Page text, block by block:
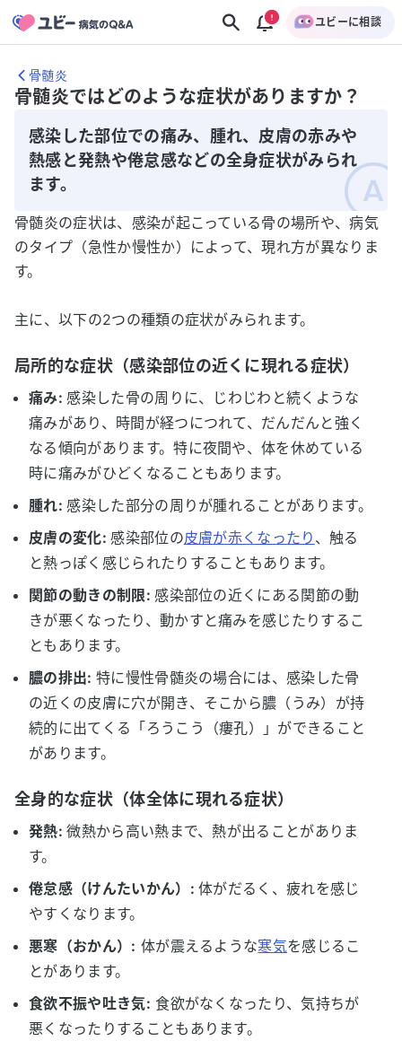
ユビーに相談
骨髄炎
骨髄炎ではどのような症状がありますか？
感染した部位での痛み、腫れ、皮膚の赤みや
熱感と発熱や倦怠感などの全身症状がみられ
ます。
骨髄炎の症状は、感染が起こっている骨の場所や、病気
のタイプ（急性か慢性か）によって、現れ方が異なりま
す。
主に、以下の2つの種類の症状がみられます。
局所的な症状（感染部位の近くに現れる症状）
痛み:感染した骨の周りに、じわじわと続くような
痛みがあり、時間が経つにつれて、だんだんと強く
なる傾向があります。特に夜間や、体を休めている
時に痛みがひどくなることもあります。
腫れ:感染した部分の周りが腫れることがあります。
皮膚の変化:感染部位の皮膚が赤くなったり 、触る
と熱っぽく感じられたりすることもあります。
関節の動きの制限:感染部位の近くにある関節の動
きが悪くなったり、動かすと痛みを感じたりするこ
ともあります。
膿の排出: 特に慢性骨髄炎の場合には、感染した骨
の近くの皮膚に穴が開き、そこから膿（うみ）が持
続的に出てくる「ろうこう（瘻孔）」ができること
があります。
全身的な症状（体全体に現れる症状）
発熱:微熱から高い熱まで、熱が出ることがありま
す。
倦怠感（けんたいかん）:体がだるく、疲れを感じ
やすくなります。
悪寒（おかん）: 体が震えるような寒気を感じるこ
とがあります。
食欲不振や吐き気: 食欲がなくなったり、気持ちが
悪くなったりすることもあります。